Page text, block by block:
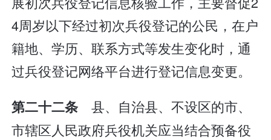
4周岁以下经过初次兵役登记的公民，在户
籍地、学历、联系方式等发生变化时，通
过兵役登记网络平台进行登记信息变更。
第二十二条 县、自治县、不设区的市、
市辖区人民政府兵役机关应当结合预备役